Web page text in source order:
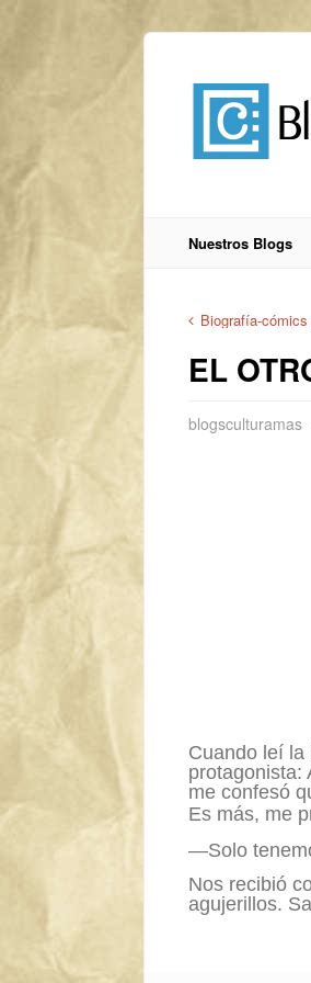
Nuestros Blogs
Biografía-
EL
blogsculturamas
Cuando leí la
protagonista:
me confesó
Es más, me
—Solo
Nos recibió
agujerillos.